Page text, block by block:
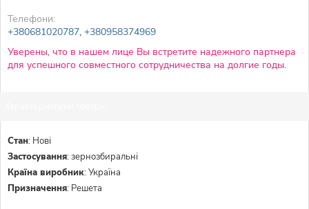
Телефони:
+380681020787, +380958374969
Уверены, что в нашем лице Вы встретите надежного партнера
для успешного совместного сотрудничества на долгие годы.
Стан: Нові
Застосування:зернозбиральні
Країна виробник:Україна
Призначення: Решета